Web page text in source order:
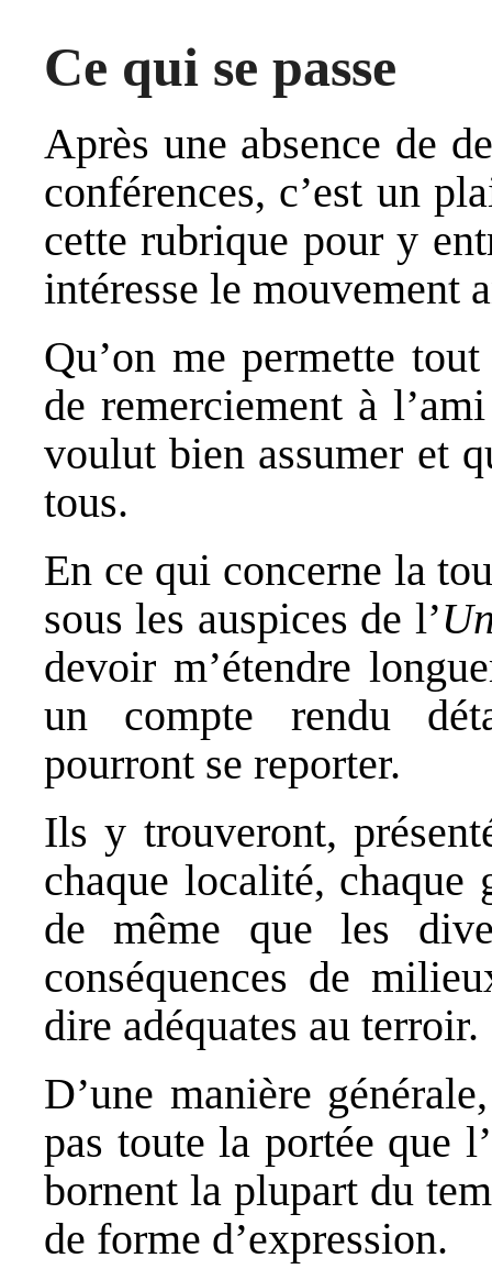
Ce qui se passe
Après une absence de
conférences, c’est un
cette rubrique pour y
intéresse le mouvement
Qu’on me permette
de remerciement à
voulut bien assumer et
tous.
En ce qui concerne la
sous les auspices de l’
devoir m’étendre
un compte rendu
pourront se reporter.
Ils y trouveront,
chaque localité, chaque
de même que les
conséquences de
dire adéquates au terroir.
D’une manière
pas toute la portée que
bornent la plupart du
de forme d’expression.